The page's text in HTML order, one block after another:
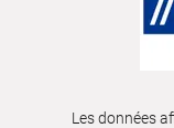
Les données